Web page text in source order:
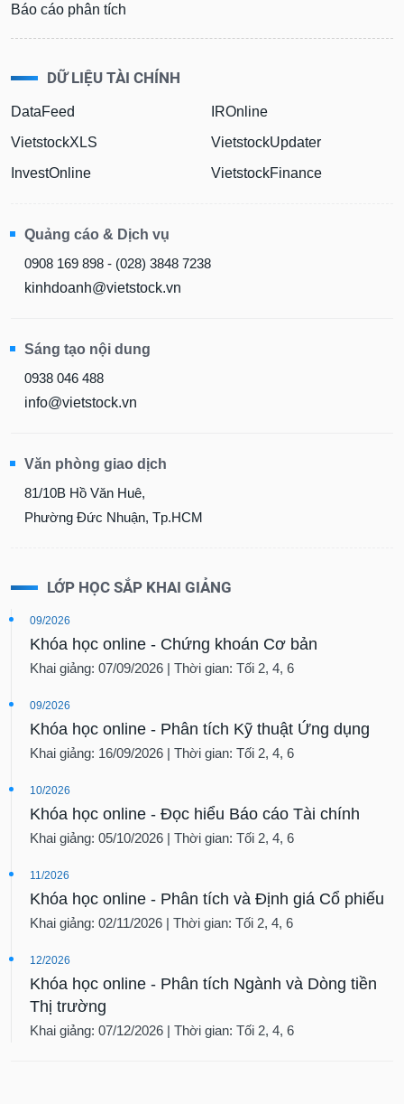
Báo cáo phân tích
DỮ LIỆU TÀI CHÍNH
DataFeed
VietstockXLS
InvestOnline
IROnline
VietstockUpdater
VietstockFinance
Quảng cáo & Dịch vụ
0908 169 898 - (028) 3848 7238
kinhdoanh@vietstock.vn
Sáng tạo nội dung
0938 046 488
info@vietstock.vn
Văn phòng giao dịch
81/10B Hồ Văn Huê,
Phường Đức Nhuận, Tp.HCM
LỚP HỌC SẮP KHAI GIẢNG
09/2026
Khóa học online - Chứng khoán Cơ bản
Khai giảng: 07/09/2026 | Thời gian: Tối 2, 4, 6
09/2026
Khóa học online - Phân tích Kỹ thuật Ứng dụng
Khai giảng: 16/09/2026 | Thời gian: Tối 2, 4, 6
10/2026
Khóa học online - Đọc hiểu Báo cáo Tài chính
Khai giảng: 05/10/2026 | Thời gian: Tối 2, 4, 6
11/2026
Khóa học online - Phân tích và Định giá Cổ phiếu
Khai giảng: 02/11/2026 | Thời gian: Tối 2, 4, 6
12/2026
Khóa học online - Phân tích Ngành và Dòng tiền
Thị trường
Khai giảng: 07/12/2026 | Thời gian: Tối 2, 4, 6